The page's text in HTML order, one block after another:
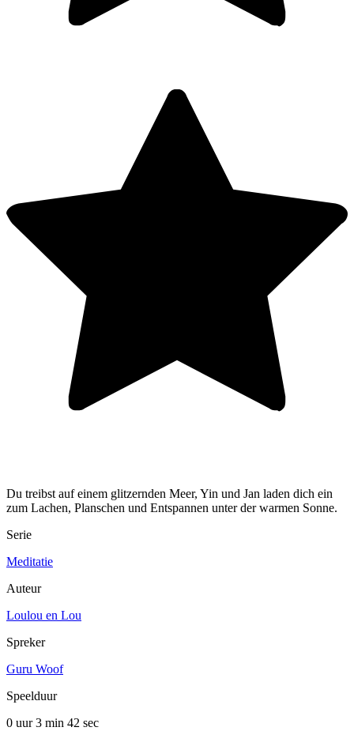
Du treibst auf einem glitzernden Meer, Yin und Jan laden dich ein
zum Lachen, Planschen und Entspannen unter der warmen Sonne.
Serie
Meditatie
Auteur
Loulou en Lou
Spreker
Guru Woof
Speelduur
0 uur 3 min 42 sec